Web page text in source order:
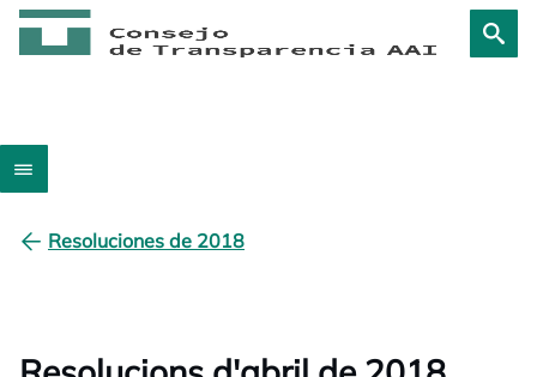
Resoluciones de 2018